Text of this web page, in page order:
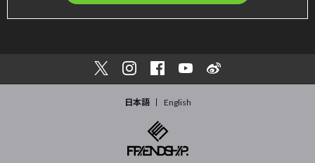
日本語 English